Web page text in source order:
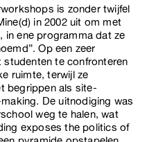
is zonder twijfel
in 2002 uit om met
in ene programma dat ze
Op een zeer
te confronteren
ruimte, terwijl ze
begrippen als site-
De uitnodiging was
weg te halen, wat
exposes the politics of